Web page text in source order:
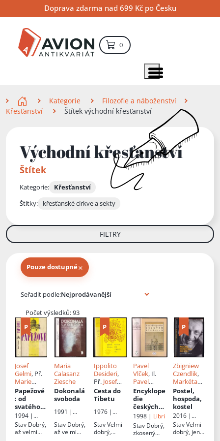
na
obsah
na
navigaci
na
vyhledávání
Doprava zdarma nad 699 Kč po Česku
0položek – košík
Zobrazit položky menu
Kategorie
Filozofie a náboženství
Křesťanství
Štítek východní křesťanství
Východní křesťanství
Štítek
Kategorie:
Křesťanství
Štítky:
křesťanské církve a sekty
FILTRY
Pouze dostupné×
Seřadit podle:
Počet výsledků: 93
Josef
Gelmi, Př.
Marie
Goldmann
ová
Papežové
: od
svatého
Petra po
Jana
Pavla II
1994 |
Mladá
fronta
Stav Dobrý,
až velmi
Maria
Calasanz
Ziesche
Dokonalá
svoboda
1991 |
Stav Dobrý,
až velmi
Ippolito
Desideri,
Př. Josef
Hajný
Cesta do
Tibetu
1976 |
StavVelmi
dobrý,
Pavel
Vlček, Il.
Pavel
Vlček,Petr
Sommer,
Ľubomír
Zeman
Encyklope
die
českých
klášterů
1998 | Libri
Stav Dobrý,
zkosený
Zbigniew
Czendlik,
Markéta
Zahradník
ová
Postel,
hospoda,
kostel
2016 |
Argo
StavVelmi
dobrý, jen